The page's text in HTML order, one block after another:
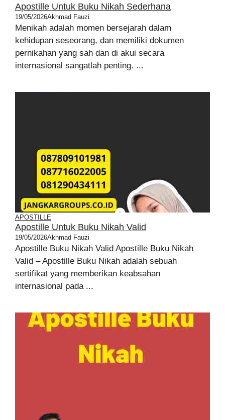
Apostille Untuk Buku Nikah Sederhana
19/05/2026Akhmad Fauzi
Menikah adalah momen bersejarah dalam
kehidupan seseorang, dan memiliki dokumen
pernikahan yang sah dan di akui secara
internasional sangatlah penting. ...
APOSTILLE
Apostille Untuk Buku Nikah Valid
19/05/2026Akhmad Fauzi
Apostille Buku Nikah Valid Apostille Buku Nikah
Valid – Apostille Buku Nikah adalah sebuah
sertifikat yang memberikan keabsahan
internasional pada ...